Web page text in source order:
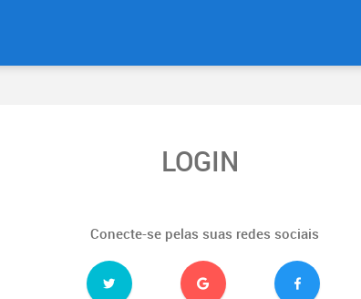
LOGIN
Conecte-se pelas suas redes sociais